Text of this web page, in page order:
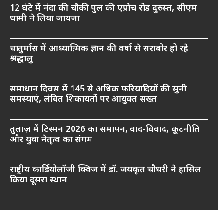
12 घंटे में नंदा की चौकी पुल की एप्रोच रोड दुरुस्त, सीएम
धामी ने लिया जायजा
चातुर्मास में आध्यात्मिक ज्ञान की वर्षा से सराबोर हो रहे
श्रद्धालु
समाधान दिवस में 145 से अधिक फरियादियों की सुनी
समस्याएं, लंबित शिकायतों पर आयुक्त सख्त
तुलाज़ में टिस्मन 2026 का समापन, वाद-विवाद, कूटनीति
और युवा नेतृत्व का संगम
राष्ट्रीय कार्डियोलॉजी क्विज में डॉ. जयकृत चौधरी ने हासिल
किया दूसरा स्थान